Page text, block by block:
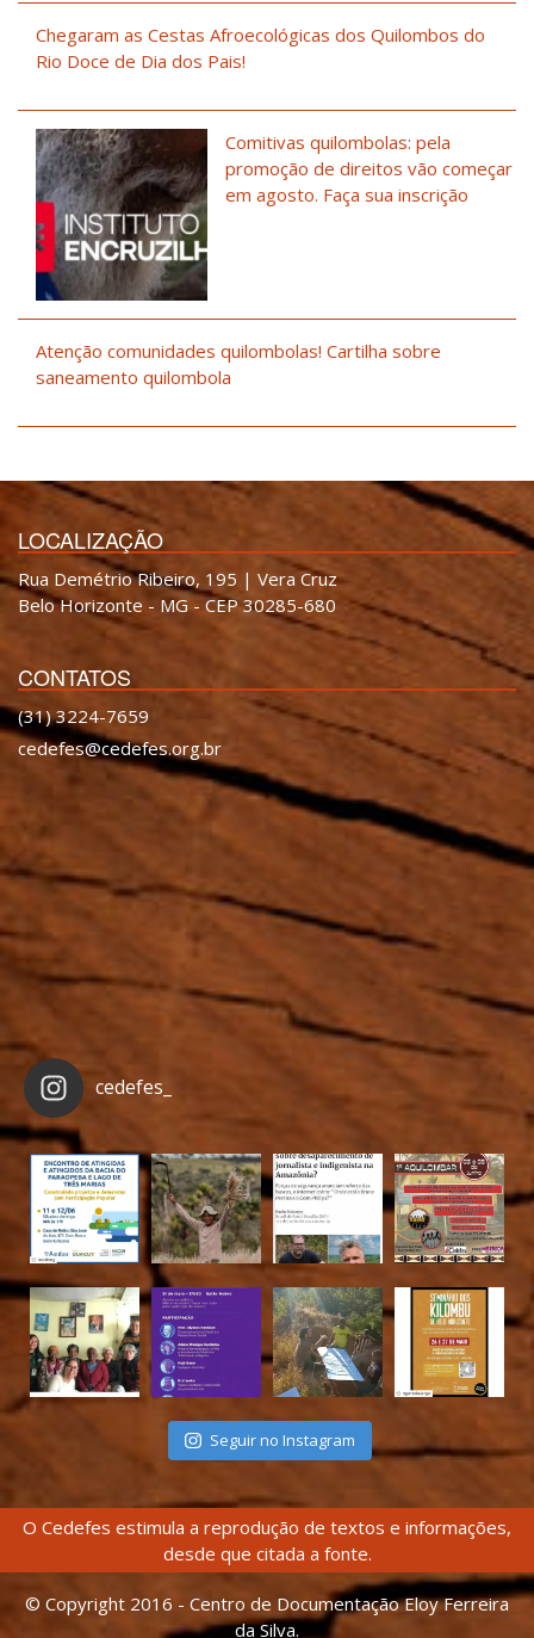
Chegaram as Cestas Afroecológicas dos Quilombos do
Rio Doce de Dia dos Pais!
Comitivas quilombolas: pela
promoção de direitos vão começar
em agosto. Faça sua inscrição
Atenção comunidades quilombolas! Cartilha sobre
saneamento quilombola
LOCALIZAÇÃO
Rua Demétrio Ribeiro, 195 | Vera Cruz
Belo Horizonte - MG - CEP 30285-680
CONTATOS
(31) 3224-7659
cedefes@cedefes.org.br
cedefes_
Seguir no Instagram
O Cedefes estimula a reprodução de textos e informações,
desde que citada a fonte.
© Copyright 2016 - Centro de Documentação Eloy Ferreira
da Silva.